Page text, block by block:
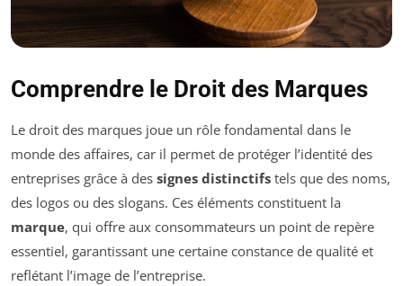
Comprendre le Droit des Marques
Le droit des marques joue un rôle fondamental dans le
monde des affaires, car il permet de protéger l’identité des
entreprises grâce à des signes distinctifs tels que des noms,
des logos ou des slogans. Ces éléments constituent la
marque, qui offre aux consommateurs un point de repère
essentiel, garantissant une certaine constance de qualité et
reflétant l’image de l’entreprise.